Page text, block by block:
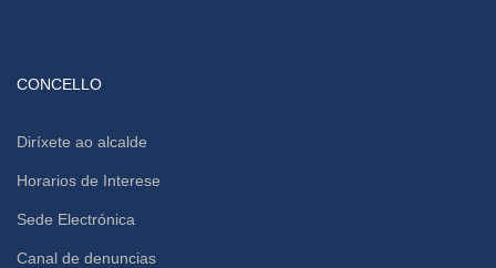
CONCELLO
Diríxete ao alcalde
Horarios de Interese
Sede Electrónica
Canal de denuncias